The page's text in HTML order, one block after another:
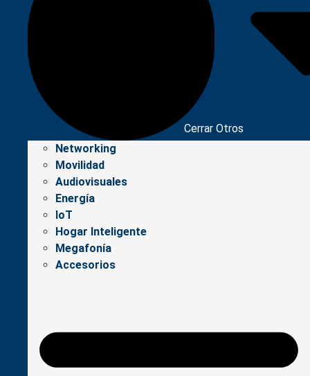
Cerrar Otros
Networking
Movilidad
Audiovisuales
Energía
IoT
Hogar Inteligente
Megafonía
Accesorios